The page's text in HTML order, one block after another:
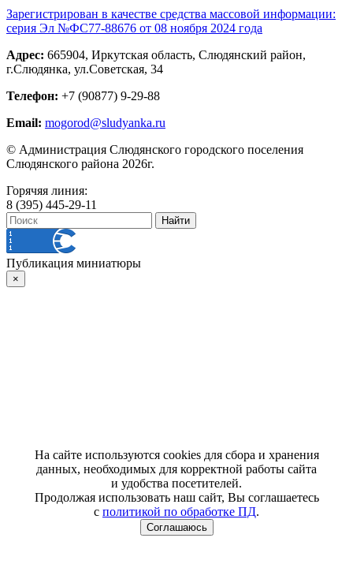
Зарегистрирован в качестве средства массовой информации:
серия Эл №ФС77-88676 от 08 ноября 2024 года
Адрес: 665904, Иркутская область, Слюдянский район,
г.Слюдянка, ул.Советская, 34
Телефон: +7 (90877) 9-29-88
Email: mogorod@sludyanka.ru
© Администрация Слюдянского городского поселения
Слюдянского района 2026г.
Горячяя линия:
8 (395) 445-29-11
Публикация миниатюры
×
На сайте используются cookies для сбора и хранения
данных, необходимых для корректной работы сайта
и удобства посетителей.
Продолжая использовать наш сайт, Вы соглашаетесь
с политикой по обработке ПД.
Соглашаюсь